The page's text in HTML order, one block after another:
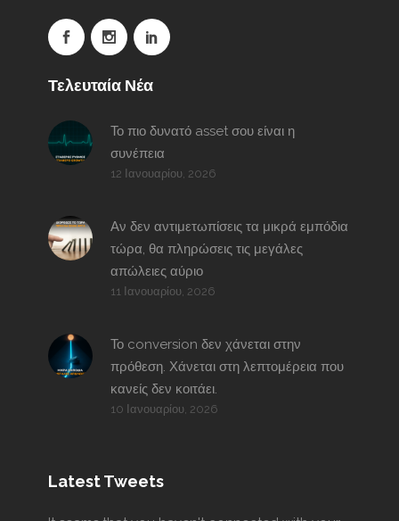
Τελευταία Νέα
Το πιο δυνατό asset σου είναι η
συνέπεια
12 Ιανουαρίου, 2026
Αν δεν αντιμετωπίσεις τα μικρά εμπόδια
τώρα, θα πληρώσεις τις μεγάλες
απώλειες αύριο
11 Ιανουαρίου, 2026
Το conversion δεν χάνεται στην
πρόθεση. Χάνεται στη λεπτομέρεια που
κανείς δεν κοιτάει.
10 Ιανουαρίου, 2026
Latest Tweets